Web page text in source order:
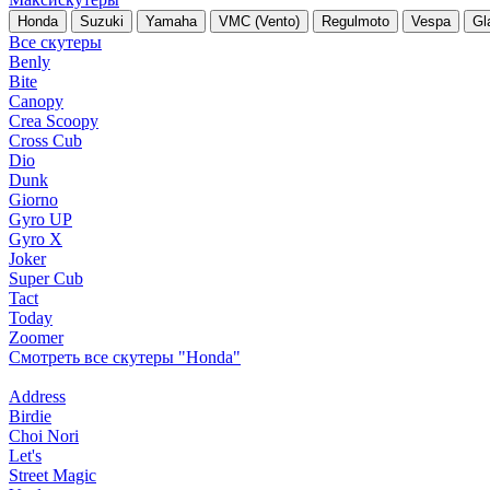
Honda Suzuki Yamaha VMC (Vento) Regulmoto Vespa
Все скутеры
Benly
Bite
Canopy
Crea Scoopy
Cross Cub
Dio
Dunk
Giorno
Gyro UP
Gyro X
Joker
Super Cub
Tact
Today
Zoomer
Смотреть все скутеры "Honda"
Address
Birdie
Choi Nori
Let's
Street Magic